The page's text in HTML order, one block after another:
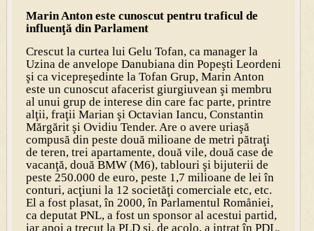
Marin Anton este cunoscut pentru traficul de
influenţă din Parlament
Crescut la curtea lui Gelu Tofan, ca manager la
Uzina de anvelope Danubiana din Popeşti Leordeni
şi ca vicepreşedinte la Tofan Grup, Marin Anton
este un cunoscut afacerist giurgiuvean şi membru
al unui grup de interese din care fac parte, printre
alţii, fraţii Marian şi Octavian Iancu, Constantin
Mărgărit şi Ovidiu Tender. Are o avere uriaşă
compusă din peste două milioane de metri pătraţi
de teren, trei apartamente, două vile, două case de
vacanţă, două BMW (M6), tablouri şi bijuterii de
peste 250.000 de euro, peste 1,7 milioane de lei în
conturi, acţiuni la 12 societăţi comerciale etc, etc.
El a fost plasat, în 2000, în Parlamentul Romåniei,
ca deputat PNL, a fost un sponsor al acestui partid,
iar apoi a trecut la PLD şi, de acolo, a intrat în PDL.